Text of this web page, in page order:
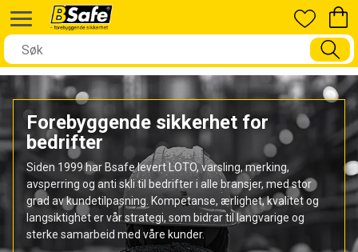
Forebyggende sikkerhet for
bedrifter
Siden 1999 har Bsafe levert LOTO, varsling, merking,
avsperring og anti skli til bedrifter i alle bransjer, med stor
grad av kundetilpasning. Kompetanse, ærlighet, kvalitet og
langsiktighet er vår strategi, som bidrar til langvarige og
sterke samarbeid med våre kunder.